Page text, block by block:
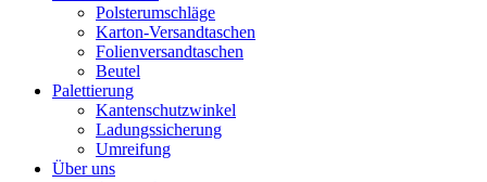
Polsterumschläge
Karton-Versandtaschen
Folienversandtaschen
Beutel
Palettierung
Kantenschutzwinkel
Ladungssicherung
Umreifung
Über uns